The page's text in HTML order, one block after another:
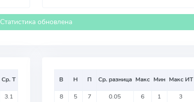
Статистика обновлена
Ср. Т
3.1
В Н П Ср. разница Макс Мин Макс ИТ
8 5 7 0.05 6 1 3